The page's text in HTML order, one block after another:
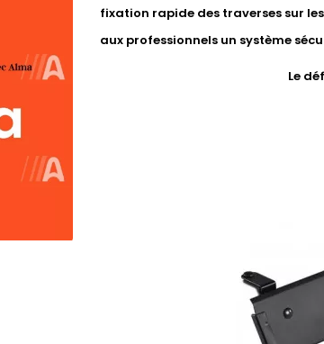
fixation rapide des traverses sur
aux professionnels un système
Le